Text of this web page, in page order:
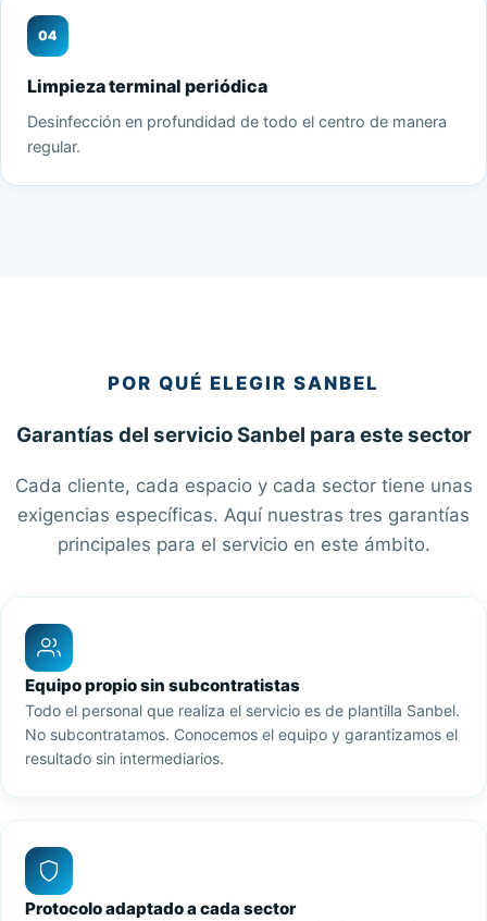
04
Limpieza terminal periódica
Desinfección en profundidad de todo el centro de manera
regular.
POR QUÉ ELEGIR SANBEL
Garantías del servicio Sanbel para este sector
Cada cliente, cada espacio y cada sector tiene unas
exigencias específicas. Aquí nuestras tres garantías
principales para el servicio en este ámbito.
Equipo propio sin subcontratistas
Todo el personal que realiza el servicio es de plantilla Sanbel.
No subcontratamos. Conocemos el equipo y garantizamos el
resultado sin intermediarios.
Protocolo adaptado a cada sector